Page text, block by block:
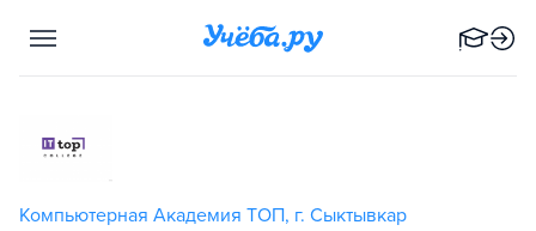
Компьютерная Академия TOП, г. Сыктывкар